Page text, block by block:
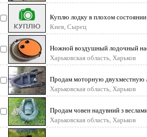
Куплю лодку в плохом
Киев, Сырец
Ножной воздушный лодочный
Объем 6 литров.
Харьковская область, Харьков
Продам моторную двухместную
Использовалась очень
Харьковская область, Харьков
Продам човен надувний з
Харьковская область, Харьков